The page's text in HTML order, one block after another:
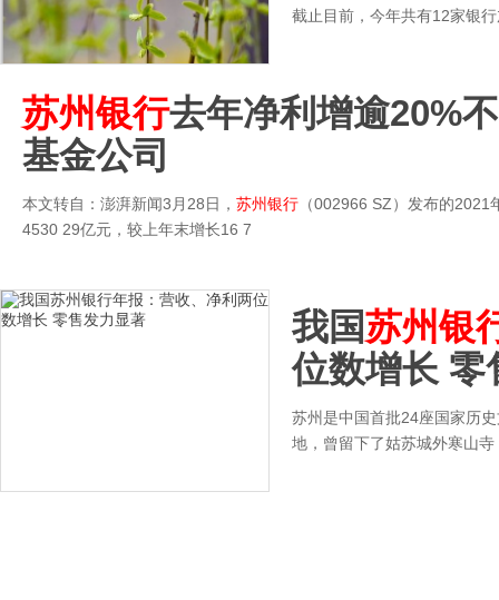
截止目前，今年共有12家银
苏州银行去年净利增逾20%
基金公司
本文转自：澎湃新闻3月28日， 苏州银行 （002966 SZ）发布的
4530 29亿元，较上年末增长16 7
我国苏州银
位数增长 零
苏州是中国首批24座国家历
地，曾留下了姑苏城外寒山